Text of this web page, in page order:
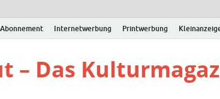
Abonnement Internetwerbung Printwerbung
– Das